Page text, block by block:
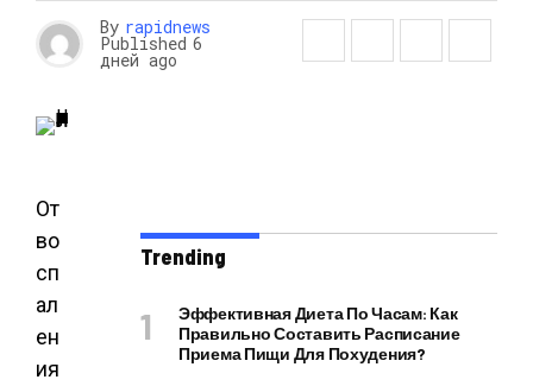
By rapidnews
Published 6
дней ago
От
во
сп
ал
ен
ия
Trending
Эффективная Диета По Часам: Как
Правильно Составить Расписание
Приема Пищи Для Похудения?